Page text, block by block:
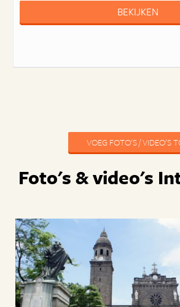
BEKIJKEN
VOEG FOTO'S / VIDEO'S
Foto's & video's